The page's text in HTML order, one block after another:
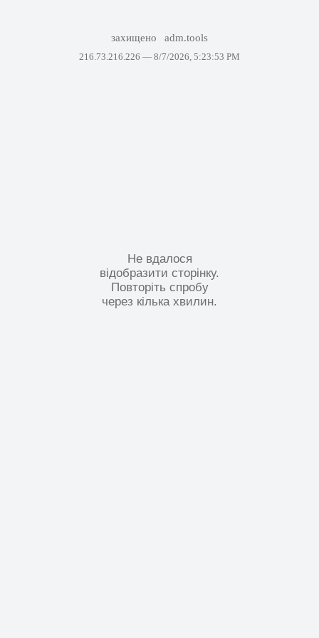
захищено adm.tools
216.73.216.226 — 8/7/2026, 5:23:53 PM
Не вдалося
відобразити сторінку.
Повторіть спробу
через кілька хвилин.